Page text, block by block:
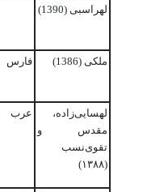
لهراسبی (1390)
ملکی (1386) فارس
لهسایی‌زاده،
مقدس و
تقوی‌نسب
(۱۳۸۸)
عرب